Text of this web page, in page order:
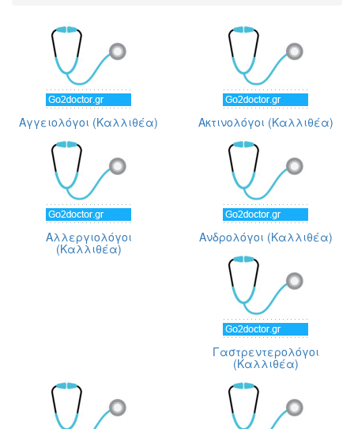
Αγγειολόγοι (Καλλιθέα) Ακτινολόγοι (Καλλιθέα)
Αλλεργιολόγοι
(Καλλιθέα)
Ανδρολόγοι (Καλλιθέα)
Γαστρεντερολόγοι
(Καλλιθέα)